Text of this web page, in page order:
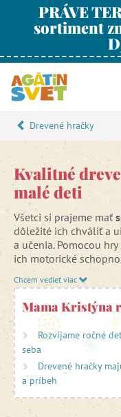
PRÁVE
sortiment
Drevené hračky
Kvalitné
malé deti
Všetci si prajeme mať
dôležité ich chváliť a
a učenia. Pomocou
ich motorické
i logiku.
Aby sme podporili
zodpovedného
kvalitné drevené
pochádzajú od
neškodné. Malé deti
drevené hrkálky,
navliekacie korále
Chcem vedieť viac
Mama Kristýna
Rozvíjame ročné
seba
Drevené hračky
a príbeh